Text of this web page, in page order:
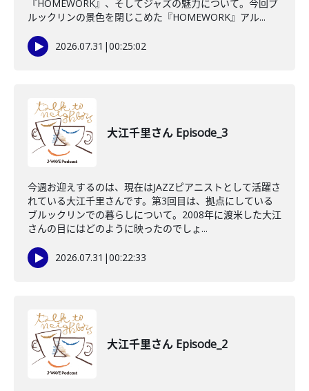
『HOMEWORK』、そしてジャズの魅力について。今回ブ
ルックリンの景色を閉じこめた『HOMEWORK』アル...
2026.07.31 |00:25:02
大江千里さん Episode_3
今週お迎えするのは、現在はJAZZピアニストとして活躍さ
れている大江千里さんです。第3回目は、拠点にしている
ブルックリンでの暮らしについて。2008年に渡米した大江
さんの目にはどのように映ったのでしょ...
2026.07.31 |00:22:33
大江千里さん Episode_2